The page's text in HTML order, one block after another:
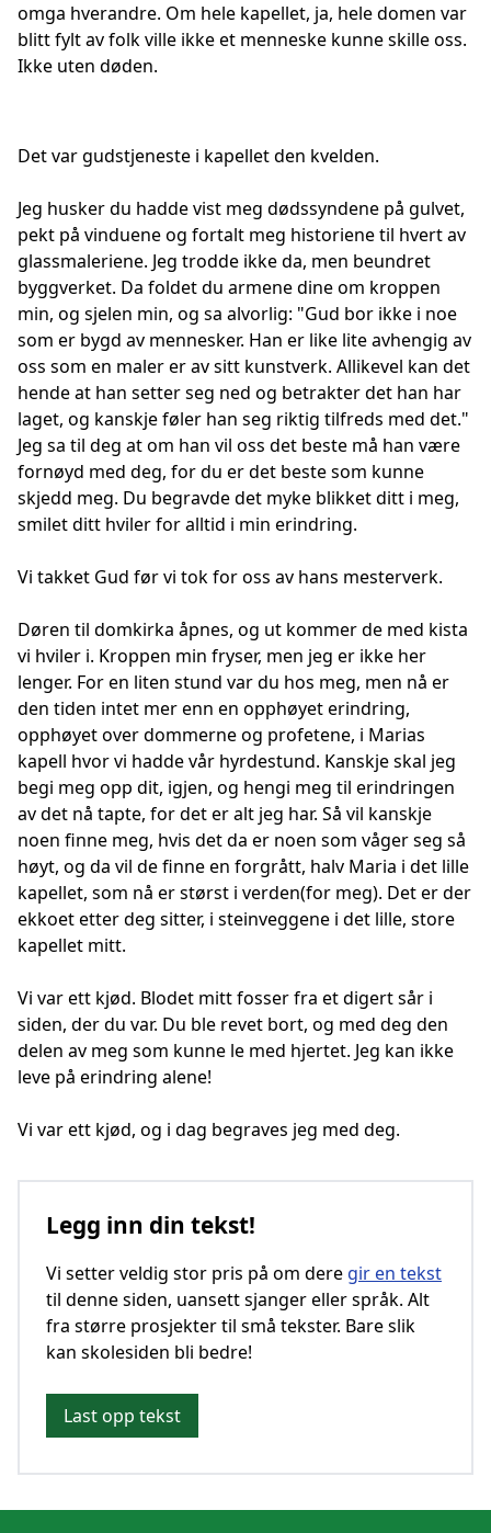
omga hverandre. Om hele kapellet, ja, hele domen var
blitt fylt av folk ville ikke et menneske kunne skille oss.
Ikke uten døden.
Det var gudstjeneste i kapellet den kvelden.
Jeg husker du hadde vist meg dødssyndene på gulvet,
pekt på vinduene og fortalt meg historiene til hvert av
glassmaleriene. Jeg trodde ikke da, men beundret
byggverket. Da foldet du armene dine om kroppen
min, og sjelen min, og sa alvorlig: "Gud bor ikke i noe
som er bygd av mennesker. Han er like lite avhengig av
oss som en maler er av sitt kunstverk. Allikevel kan det
hende at han setter seg ned og betrakter det han har
laget, og kanskje føler han seg riktig tilfreds med det."
Jeg sa til deg at om han vil oss det beste må han være
fornøyd med deg, for du er det beste som kunne
skjedd meg. Du begravde det myke blikket ditt i meg,
smilet ditt hviler for alltid i min erindring.
Vi takket Gud før vi tok for oss av hans mesterverk.
Døren til domkirka åpnes, og ut kommer de med kista
vi hviler i. Kroppen min fryser, men jeg er ikke her
lenger. For en liten stund var du hos meg, men nå er
den tiden intet mer enn en opphøyet erindring,
opphøyet over dommerne og profetene, i Marias
kapell hvor vi hadde vår hyrdestund. Kanskje skal jeg
begi meg opp dit, igjen, og hengi meg til erindringen
av det nå tapte, for det er alt jeg har. Så vil kanskje
noen finne meg, hvis det da er noen som våger seg så
høyt, og da vil de finne en forgrått, halv Maria i det lille
kapellet, som nå er størst i verden(for meg). Det er der
ekkoet etter deg sitter, i steinveggene i det lille, store
kapellet mitt.
Vi var ett kjød. Blodet mitt fosser fra et digert sår i
siden, der du var. Du ble revet bort, og med deg den
delen av meg som kunne le med hjertet. Jeg kan ikke
leve på erindring alene!
Vi var ett kjød, og i dag begraves jeg med deg.
Legg inn din tekst!
Vi setter veldig stor pris på om dere gir en tekst
til denne siden, uansett sjanger eller språk. Alt
fra større prosjekter til små tekster. Bare slik
kan skolesiden bli bedre!
Last opp tekst